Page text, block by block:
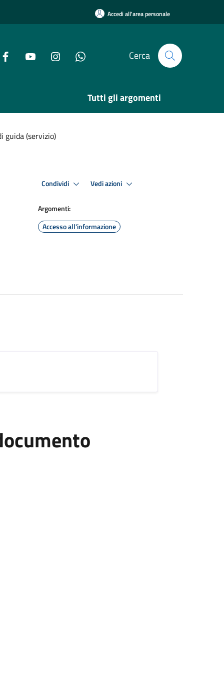
Accedi all'area personale
Cerca
Tutti gli argomenti
guida (servizio)
Condividi Vedi azioni
Argomenti:
Accesso all'informazione